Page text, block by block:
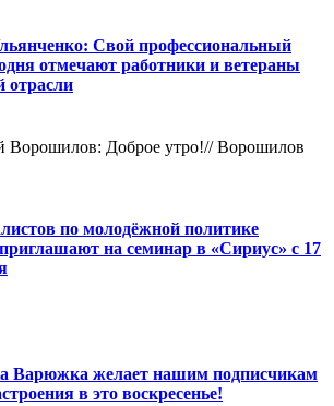
Свой профессиональный
отмечают работники и ветераны
отрасли
Ворошилов: Доброе утро!//Ворошилов
по молодёжной политике
на семинар в «Сириус» с 17
Варюжка желает нашим подписчикам
в это воскресенье!